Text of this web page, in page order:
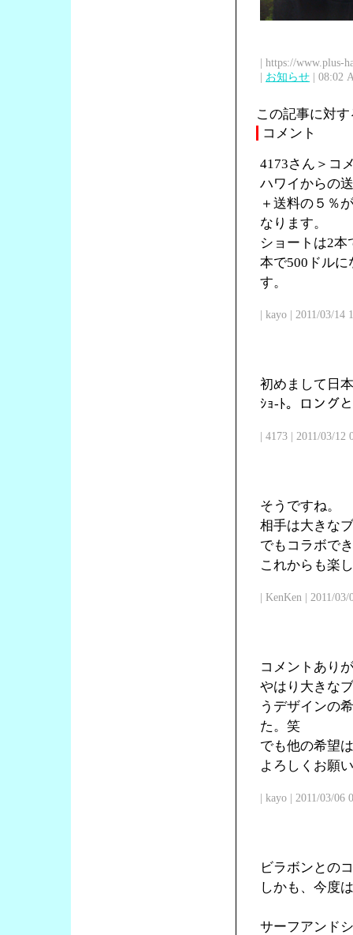
| https://www.plus-
| お知らせ | 08:02
この記事に対
コメント
4173さん＞コ
ハワイからの
＋送料の５％
なります。
ショートは2本
本で500ドル
す。
| kayo | 2011/03/14
初めまして日
ｼｮ-ﾄ。ロング
| 4173 | 2011/03/12
そうですね。
相手は大きな
でもコラボで
これからも楽
| KenKen | 2011/
コメントあり
やはり大きな
うデザインの
た。笑
でも他の希望
よろしくお願
| kayo | 2011/03/06
ビラボンとの
しかも、今度
サーフアンド